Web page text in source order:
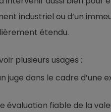
industriel ou d’un
étendu.
plusieurs usages :
juge dans le cadre d’une
évaluation fiable de la